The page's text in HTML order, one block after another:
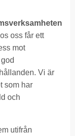
oss får ett
mot
Vi är
som har
och
utifrån